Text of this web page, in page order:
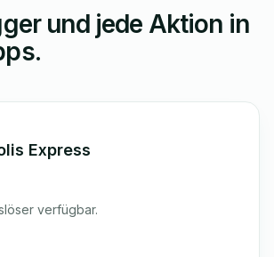
und jede Aktion in
Express
verfügbar.